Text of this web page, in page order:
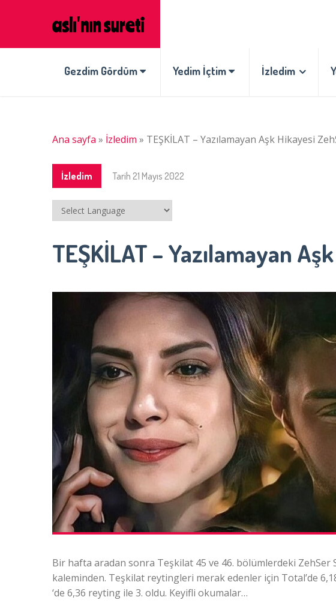
Gezdim Gördüm Yedim İçtim İzledim
Ana sayfa » İzledim » TEŞKİLAT – Yazılamayan Aşk Hikayesi
İzledim Tarih 21 Mayıs 2022
TEŞKİLAT – Yazılamayan
Bir hafta aradan sonra Teşkilat 45 ve 46. bölümlerdeki
kaleminden. Teşkilat reytingleri merak edenler için Total’de
‘de 6,36 reyting ile 3. oldu. Keyifli okumalar…